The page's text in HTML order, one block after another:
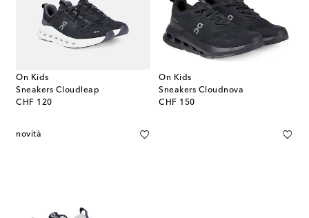
On Kids
Sneakers Cloudleap
CHF 120
original price
On Kids
Sneakers Cloudnova
CHF 150
original price
novità